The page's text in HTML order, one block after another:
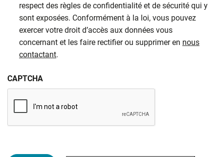
respect des règles de confidentialité et de sécurité qui y
sont exposées. Conformément à la loi, vous pouvez
exercer votre droit d’accès aux données vous
concernant et les faire rectifier ou supprimer en nous
contactant.
CAPTCHA